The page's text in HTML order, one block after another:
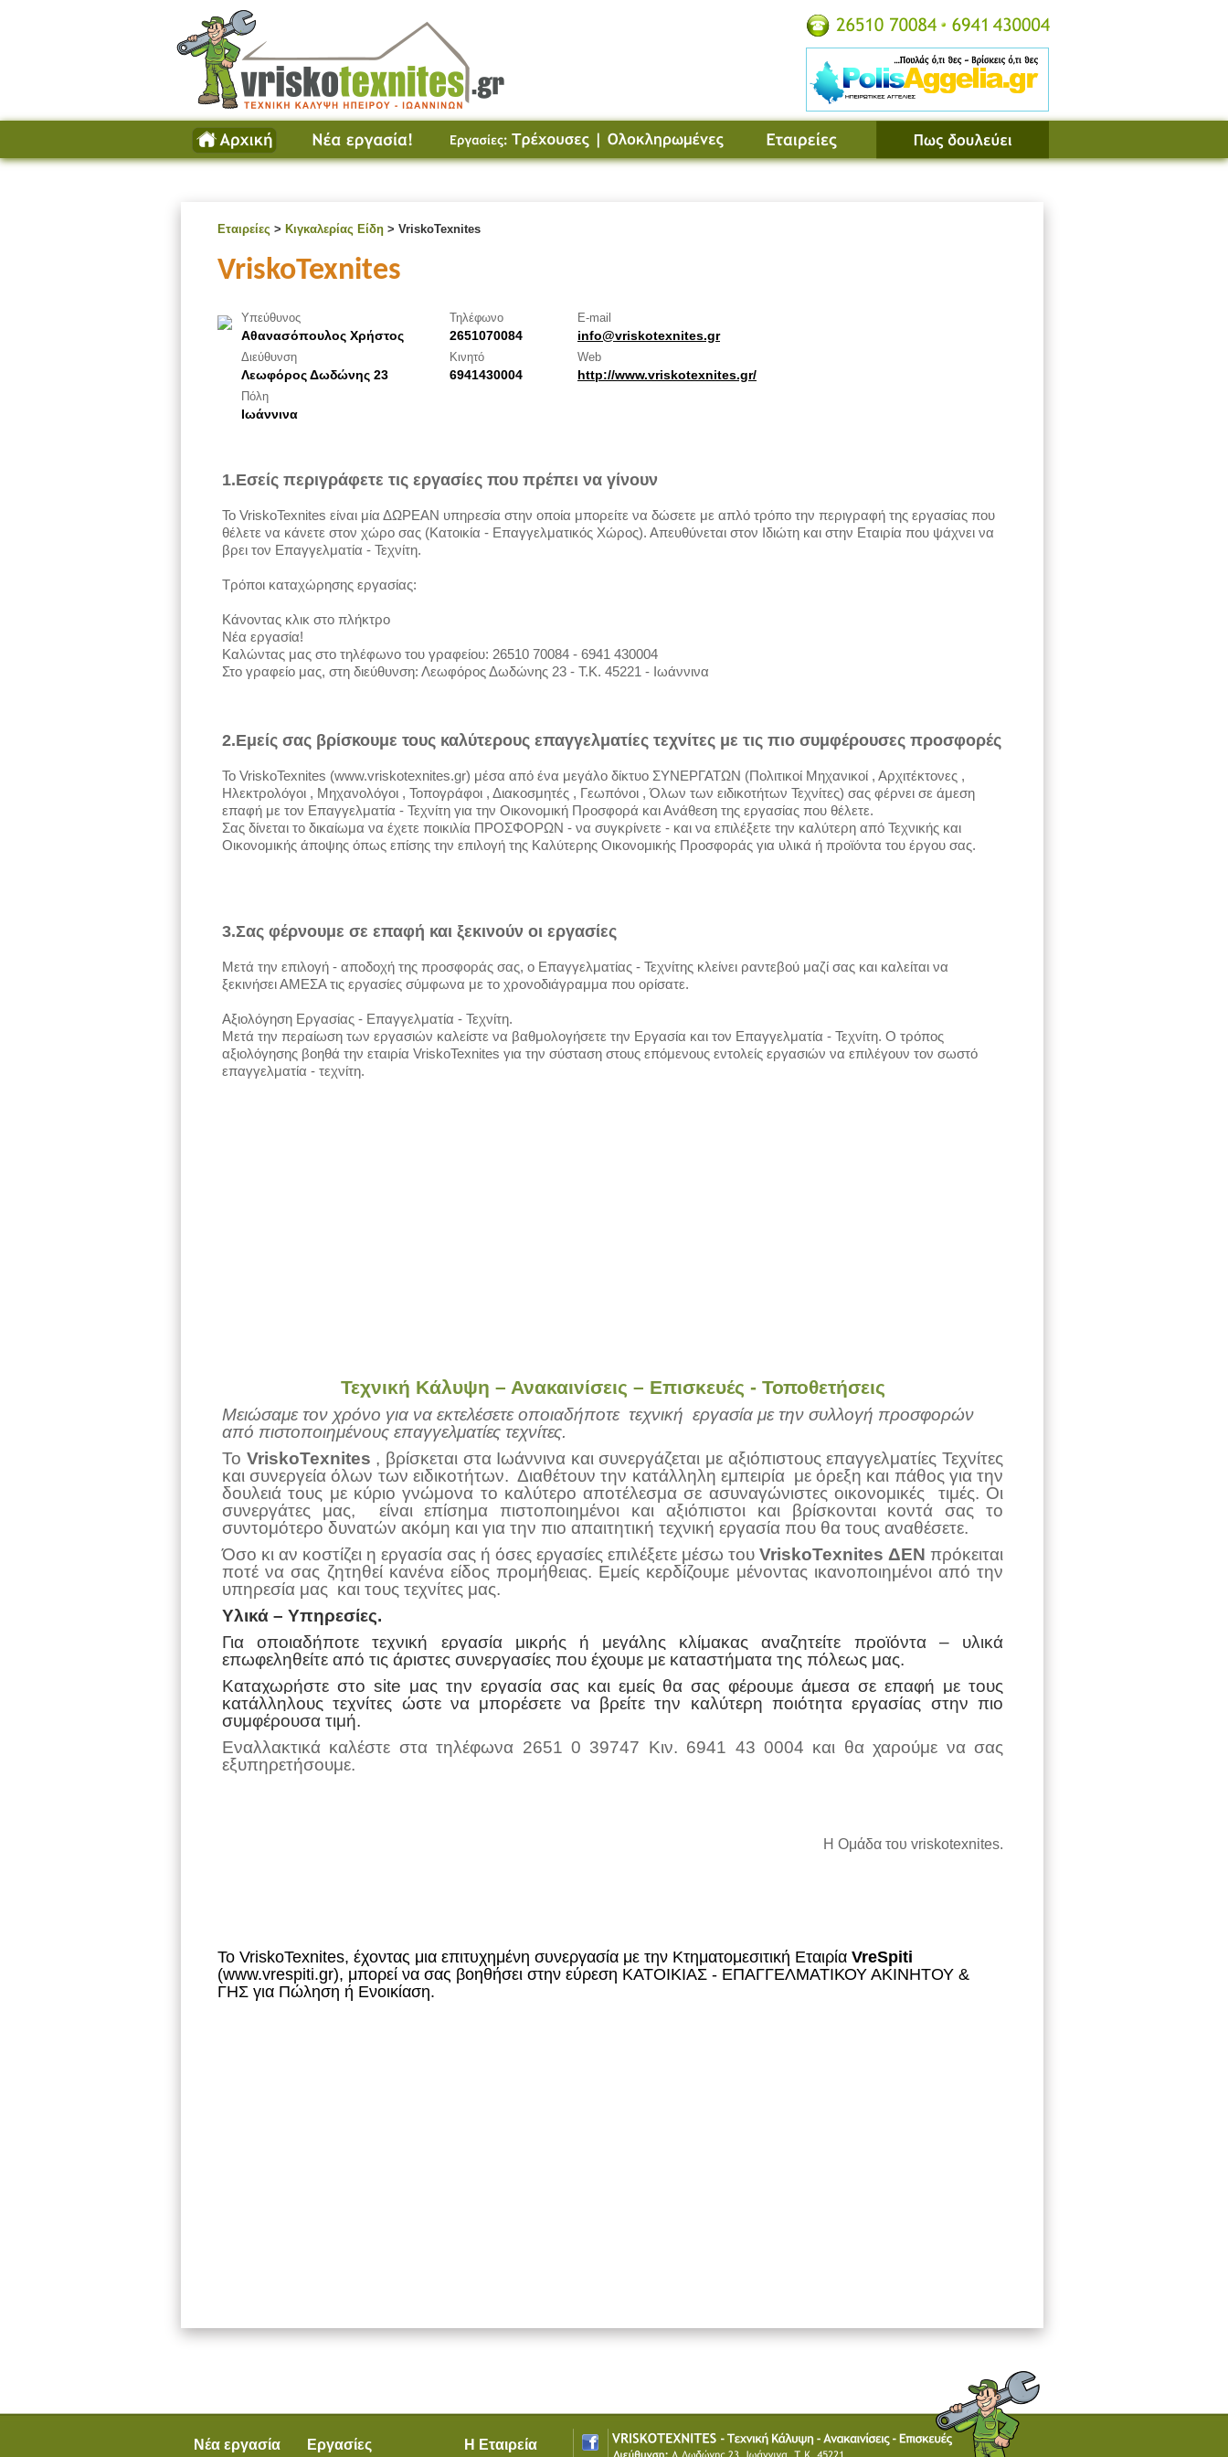
Εταιρείες > Κιγκαλερίας Είδη > VriskoTexnites
VriskoTexnites
Υπεύθυνος
Αθανασόπουλος Χρήστος
Διεύθυνση
Λεωφόρος Δωδώνης 23
Πόλη
Ιωάννινα
Τηλέφωνο
2651070084
Κινητό
6941430004
E-mail
info@vriskotexnites.gr
Web
http://www.vriskotexnites.gr/
1.Εσείς περιγράφετε τις εργασίες που πρέπει να γίνουν
Το VriskoTexnites είναι μία ΔΩΡΕΑΝ υπηρεσία στην οποία μπορείτε να δώσετε με απλό τρόπο την περιγραφή της εργασίας που
θέλετε να κάνετε στον χώρο σας (Κατοικία - Επαγγελματικός Χώρος). Απευθύνεται στον Ιδιώτη και στην Εταιρία που ψάχνει να
βρει τον Επαγγελματία - Τεχνίτη.
Τρόποι καταχώρησης εργασίας:
Κάνοντας κλικ στο πλήκτρο
Νέα εργασία!
Καλώντας μας στο τηλέφωνο του γραφείου: 26510 70084 - 6941 430004
Στο γραφείο μας, στη διεύθυνση: Λεωφόρος Δωδώνης 23 - Τ.Κ. 45221 - Ιωάννινα
2.Εμείς σας βρίσκουμε τους καλύτερους επαγγελματίες τεχνίτες με τις πιο συμφέρουσες προσφορές
Το VriskoTexnites (www.vriskotexnites.gr) μέσα από ένα μεγάλο δίκτυο ΣΥΝΕΡΓΑΤΩΝ (Πολιτικοί Μηχανικοί , Αρχιτέκτονες ,
Ηλεκτρολόγοι , Μηχανολόγοι , Τοπογράφοι , Διακοσμητές , Γεωπόνοι , Όλων των ειδικοτήτων Τεχνίτες) σας φέρνει σε άμεση
επαφή με τον Επαγγελματία - Τεχνίτη για την Οικονομική Προσφορά και Ανάθεση της εργασίας που θέλετε.
Σας δίνεται το δικαίωμα να έχετε ποικιλία ΠΡΟΣΦΟΡΩΝ - να συγκρίνετε - και να επιλέξετε την καλύτερη από Τεχνικής και
Οικονομικής άποψης όπως επίσης την επιλογή της Καλύτερης Οικονομικής Προσφοράς για υλικά ή προϊόντα του έργου σας.
3.Σας φέρνουμε σε επαφή και ξεκινούν οι εργασίες
Μετά την επιλογή - αποδοχή της προσφοράς σας, ο Επαγγελματίας - Τεχνίτης κλείνει ραντεβού μαζί σας και καλείται να
ξεκινήσει ΑΜΕΣΑ τις εργασίες σύμφωνα με το χρονοδιάγραμμα που ορίσατε.
Αξιολόγηση Εργασίας - Επαγγελματία - Τεχνίτη.
Μετά την περαίωση των εργασιών καλείστε να βαθμολογήσετε την Εργασία και τον Επαγγελματία - Τεχνίτη. Ο τρόπος
αξιολόγησης βοηθά την εταιρία VriskoTexnites για την σύσταση στους επόμενους εντολείς εργασιών να επιλέγουν τον σωστό
επαγγελματία - τεχνίτη.
Τεχνική Κάλυψη – Ανακαινίσεις – Επισκευές - Τοποθετήσεις
Μειώσαμε τον χρόνο για να εκτελέσετε οποιαδήποτε τεχνική εργασία με την συλλογή προσφορών
από πιστοποιημένους επαγγελματίες τεχνίτες.
Το VriskoTexnites , βρίσκεται στα Ιωάννινα και συνεργάζεται με αξιόπιστους επαγγελματίες Τεχνίτες
και συνεργεία όλων των ειδικοτήτων. Διαθέτουν την κατάλληλη εμπειρία με όρεξη και πάθος για την
δουλειά τους με κύριο γνώμονα το καλύτερο αποτέλεσμα σε ασυναγώνιστες οικονομικές τιμές. Οι
συνεργάτες μας, είναι επίσημα πιστοποιημένοι και αξιόπιστοι και βρίσκονται κοντά σας το
συντομότερο δυνατών ακόμη και για την πιο απαιτητική τεχνική εργασία που θα τους αναθέσετε.
Όσο κι αν κοστίζει η εργασία σας ή όσες εργασίες επιλέξετε μέσω του VriskoTexnites ΔΕΝ πρόκειται
ποτέ να σας ζητηθεί κανένα είδος προμήθειας. Εμείς κερδίζουμε μένοντας ικανοποιημένοι από την
υπηρεσία μας και τους τεχνίτες μας.
Υλικά – Υπηρεσίες.
Για οποιαδήποτε τεχνική εργασία μικρής ή μεγάλης κλίμακας αναζητείτε προϊόντα – υλικά
επωφεληθείτε από τις άριστες συνεργασίες που έχουμε με καταστήματα της πόλεως μας.
Καταχωρήστε στο site μας την εργασία σας και εμείς θα σας φέρουμε άμεσα σε επαφή με τους
κατάλληλους τεχνίτες ώστε να μπορέσετε να βρείτε την καλύτερη ποιότητα εργασίας στην πιο
συμφέρουσα τιμή.
Εναλλακτικά καλέστε στα τηλέφωνα 2651 0 39747 Κιν. 6941 43 0004 και θα χαρούμε να σας
εξυπηρετήσουμε.
Η Ομάδα του vriskotexnites.
To VriskoTexnites, έχοντας μια επιτυχημένη συνεργασία με την Κτηματομεσιτική Εταιρία VreSpiti
(www.vrespiti.gr), μπορεί να σας βοηθήσει στην εύρεση ΚΑΤΟΙΚΙΑΣ - ΕΠΑΓΓΕΛΜΑΤΙΚΟΥ ΑΚΙΝΗΤΟΥ &
ΓΗΣ για Πώληση ή Ενοικίαση.
Νέα εργασία Εργασίες Η Εταιρεία